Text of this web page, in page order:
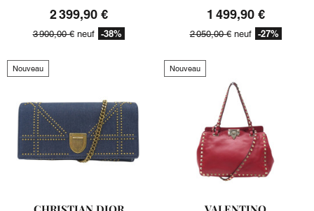
2 399,90 €
3 900,00 €neuf -38%
1 499,90 €
2 050,00 €neuf -27%
Nouveau Nouveau